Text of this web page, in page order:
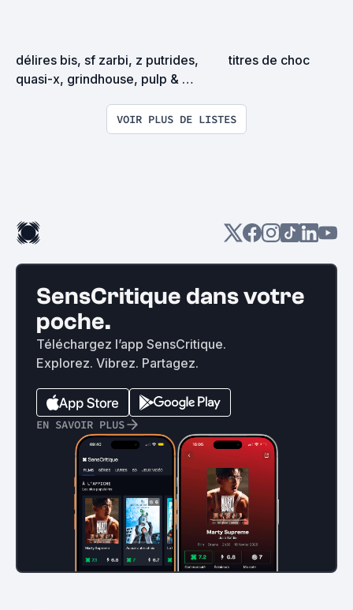
délires bis, sf zarbi, z putrides,
quasi-x, grindhouse, pulp &
titres de choc
VOIR PLUS DE LISTES
SensCritique dans votre
poche.
Téléchargez l’app SensCritique.
Explorez. Vibrez. Partagez.
EN SAVOIR PLUS